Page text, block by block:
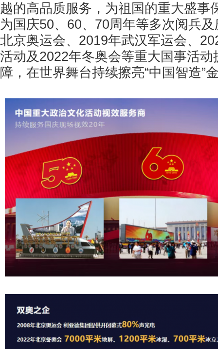
越的高品质服务，为祖国的重大盛事
为国庆50、60、70周年等多次阅兵
北京奥运会、2019年武汉军运会、
活动及2022年冬奥会等重大国事活
障，在世界舞台持续擦亮“中国智造”